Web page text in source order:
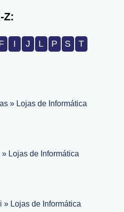
Z:
I J L P S T
» Lojas de Informática
» Lojas de Informática
» Lojas de Informática